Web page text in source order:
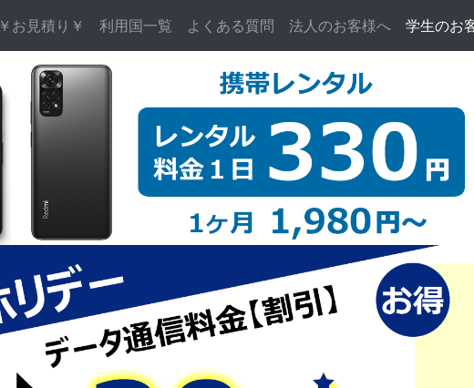
￥お見積り￥ 利用国一覧 よくある質問 法人のお客様へ 学生のお